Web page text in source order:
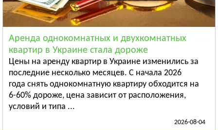
Бобринец
Гайворон
Смотреть всё
ЛУГАНСКАЯ ОБЛАСТЬ
Алчевск
Рубежное
Александровск
Смотреть всё
ЛЬВОВСКАЯ ОБЛАСТЬ
Аренда однокомнатных и двухкомнатных
квартир в Украине стала дороже
Цены на аренду квартир в Украине изменились за
последние несколько месяцев. С начала 2026
года снять однокомнатную квартиру обходится на
6-60% дороже, цена зависит от расположения,
условий и типа ...
2026-08-04